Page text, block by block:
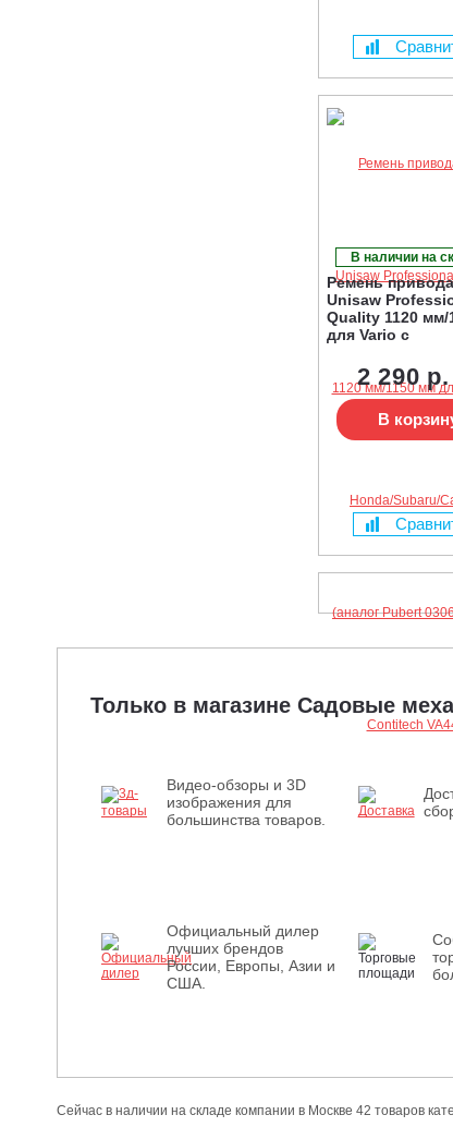
В наличии на
Ремень
Unisaw
Quality 1120 мм/
для Vario с
(аналог Pubert
0306030057,
VA440)
2 290 р.
В
Только в магазине Садовые
Видео-обзоры и 3D
изображения для
большинства товаров.
Официальный дилер
лучших брендов
России, Европы, Азии и
США.
Сейчас в наличии на складе компании в Москве 42 товаров